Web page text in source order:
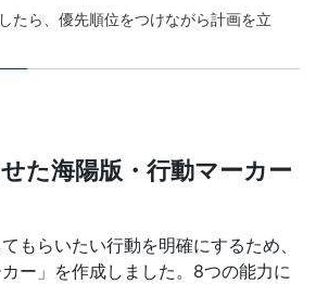
たら、優先順位をつけながら計画を立
た海陽版・行動マーカー
もらいたい行動を明確にするため、
カー」を作成しました。8つの能力に